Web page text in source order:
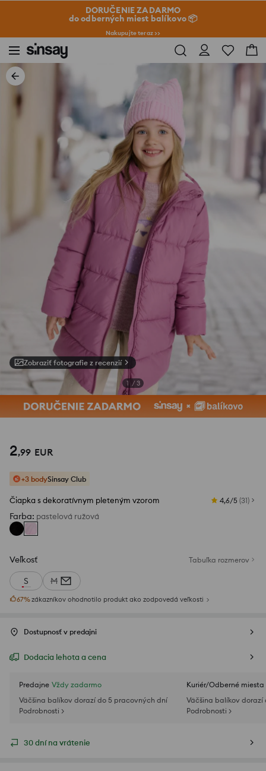
DORUČENIE ZADARMO
do odberných miest balíkovo 📦
Nakupujte teraz >>
Zobraziť fotografie z recenzií
1 / 3
2,99 EUR
+3 bodySinsay Club
Čiapka s dekoratívnym pleteným vzorom 4,6/5 (31)
Farba: pastelová ružová
Veľkosť Tabuľka rozmerov
S M
67%zákazníkov ohodnotilo produkt ako zodpovedá veľkosti
Dostupnosť v predajni
Dodacia lehota a cena
Predajne Vždy zadarmo
Väčšina balíkov dorazí do 5 pracovných dní
Podrobnosti >
Kuriér/Odberné miesta
Väčšina balíkov
Podrobnosti >
30 dní na vrátenie